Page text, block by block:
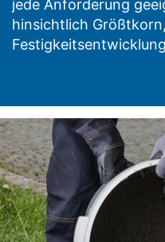
jede Anforderung
hinsichtlich